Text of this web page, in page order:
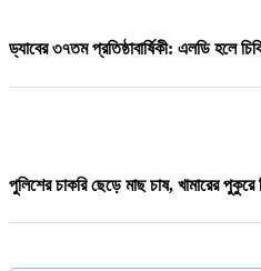
ড্যাবের ৩৭তম প্রতিষ্ঠাবার্ষিকী: এলডি হলে
পুলিশের চাকরি ছেড়ে মাছ চাষ, খামারের